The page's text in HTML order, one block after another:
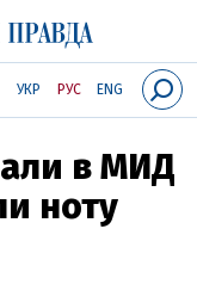
УКР РУС ENG
в МИД
ноту